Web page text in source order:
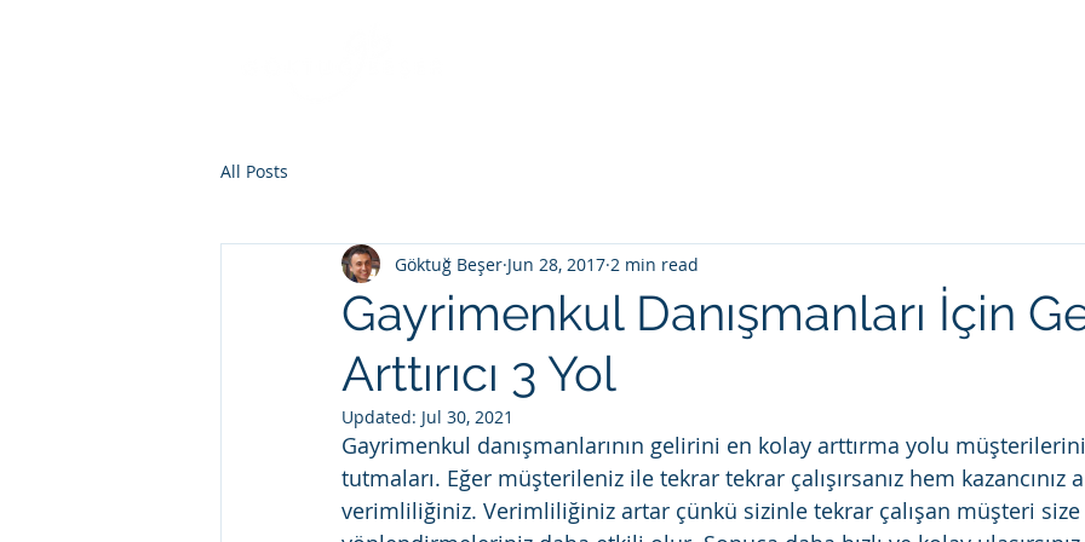
All Posts
Gayrimenkul Danışmanları İçin
Arttırıcı 3 Yol
Göktuğ Beşer Jun 28, 2017 2 min read
Updated: Jul 30, 2021
Gayrimenkul danışmanlarının gelirini en kolay arttırma yolu
tutmaları. Eğer müşterileniz ile tekrar tekrar çalışırsanız hem
verimliliğiniz. Verimliliğiniz artar çünkü sizinle tekrar çalışan müşteri